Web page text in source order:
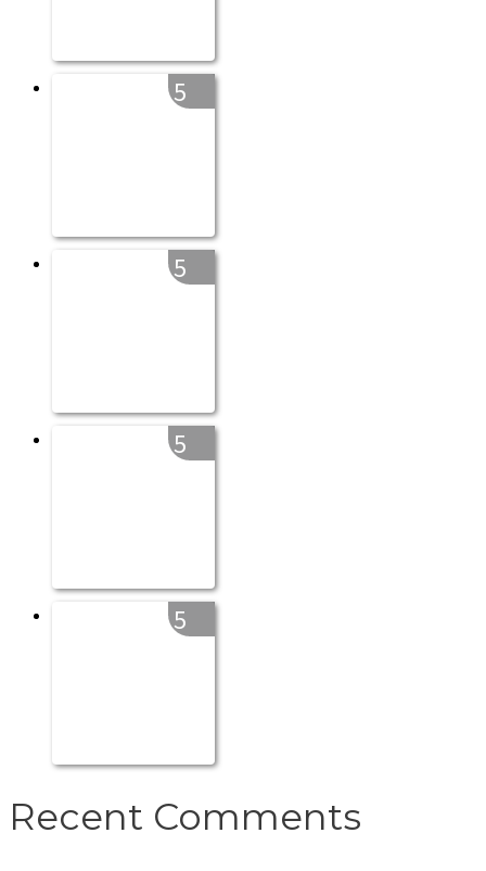
5
5
5
5
Recent Comments